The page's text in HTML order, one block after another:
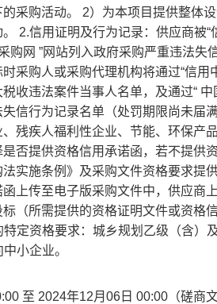
采购活动。 2）为本项目提供整体
2.信用证明及行为记录：供应商被
购网 ”网站列入政府采购严重违法
采购人或采购代理机构将通过“信
收违法案件当事人名单，及通过“
信行为记录名单（处罚期限尚未届
残疾人福利性企业、节能、环保产
否提供资格信用承诺函，若不提供
法实施条例》及采购文件资格要求
上传至电子版采购文件中，供应商
（所需提供的资格证明文件或资格
定资格要求：城乡规划乙级（含）
小企业。
至 2024年12月06日 00:00（磋商